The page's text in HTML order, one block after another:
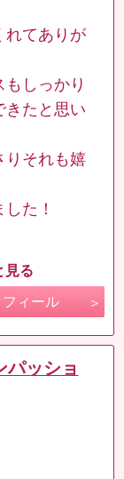
れてありが
しっかり
きたと思い
りそれも嬉
た！
見る
フィール
パッショ